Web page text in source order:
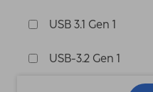
USB 3.1 Gen 1
USB-3.2 Gen 1